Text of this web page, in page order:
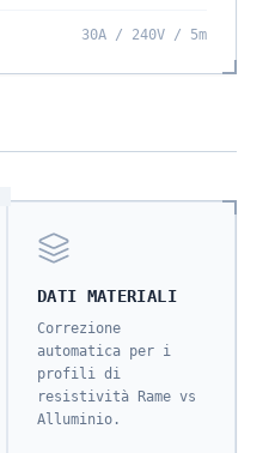
30A / 240V / 5m
DATI MATERIALI
Correzione
automatica per i
profili di
resistività Rame vs
Alluminio.